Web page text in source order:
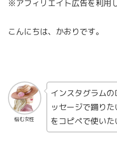
※アフィリエイト広告を利用
こんにちは、かおりです。
悩む女性
インスタグラム
ッセージで踊り
をコピペで使いた